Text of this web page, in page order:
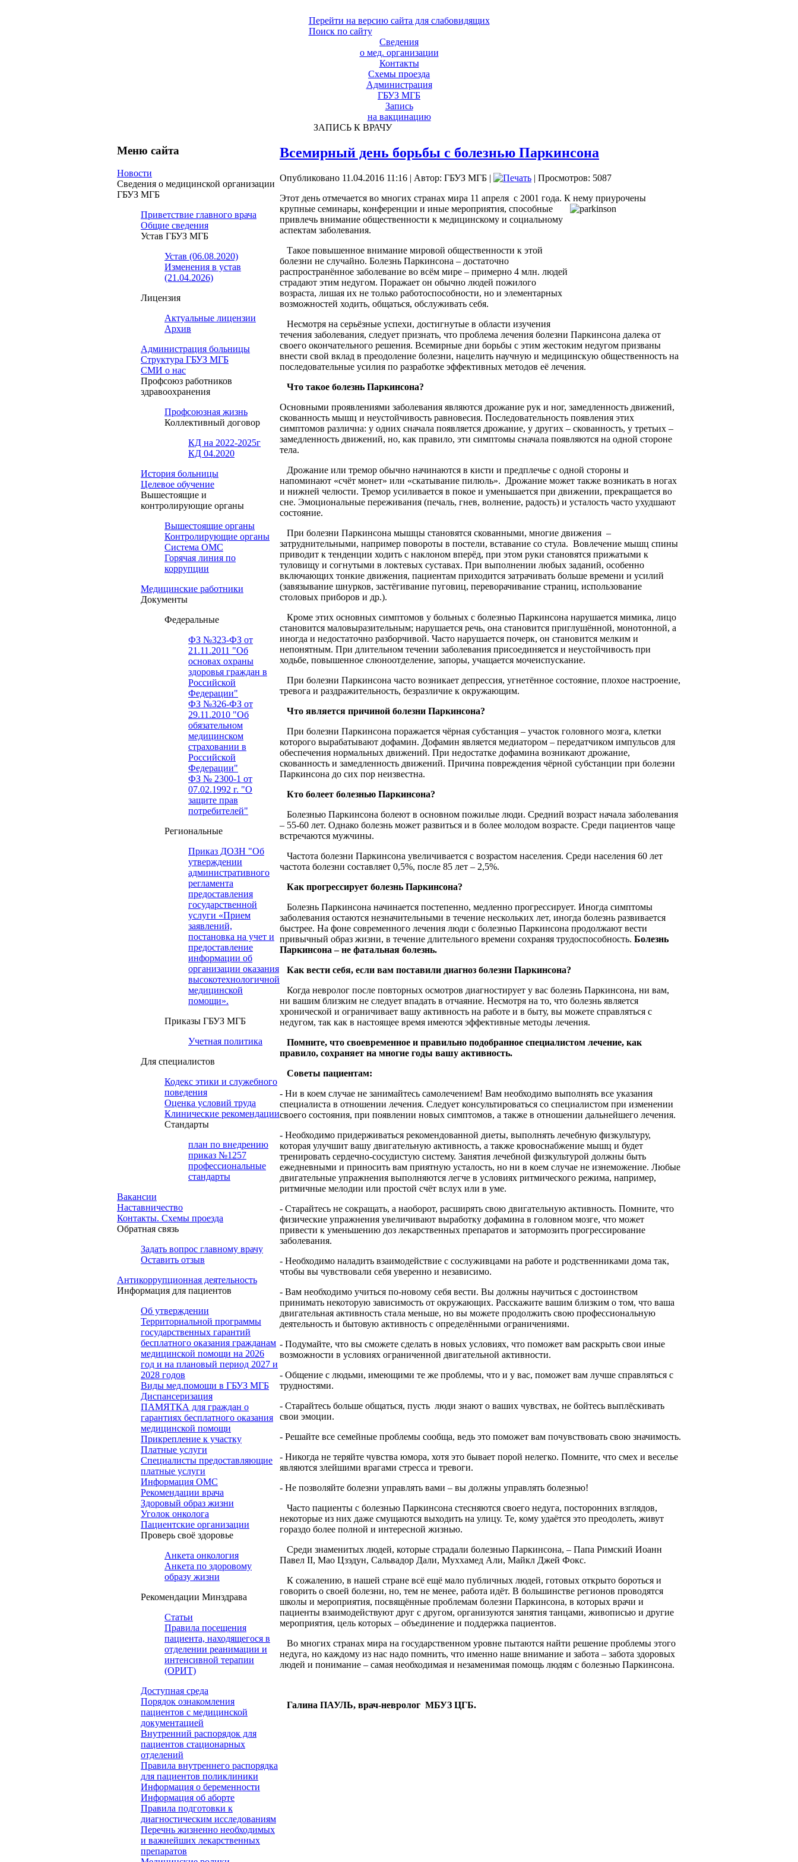
Перейти на версию сайта для слабовидящих
Поиск по сайту
Сведения
о мед. организации
Контакты
Схемы проезда
Администрация
ГБУЗ МГБ
Запись
на вакцинацию
ЗАПИСЬ К ВРАЧУ
Меню сайта
Новости
Сведения о медицинской организации
ГБУЗ МГБ
Приветствие главного врача
Общие сведения
Устав ГБУЗ МГБ
Устав (06.08.2020)
Изменения в устав
(21.04.2026)
Лицензия
Актуальные лицензии
Архив
Администрация больницы
Структура ГБУЗ МГБ
СМИ о нас
Профсоюз работников
здравоохранения
Профсоюзная жизнь
Коллективный договор
КД на 2022-2025г
КД 04.2020
История больницы
Целевое обучение
Вышестоящие и
контролирующие органы
Вышестоящие органы
Контролирующие органы
Система ОМС
Горячая линия по
коррупции
Медицинские работники
Документы
Федеральные
ФЗ №323-ФЗ от
21.11.2011 "Об
основах охраны
здоровья граждан в
Российской
Федерации"
ФЗ №326-ФЗ от
29.11.2010 "Об
обязательном
медицинском
страховании в
Российской
Федерации"
ФЗ № 2300-1 от
07.02.1992 г. "О
защите прав
потребителей"
Региональные
Приказ ДОЗН "Об
утверждении
административного
регламента
предоставления
государственной
услуги «Прием
заявлений,
постановка на учет и
предоставление
информации об
организации оказания
высокотехнологичной
медицинской
помощи».
Приказы ГБУЗ МГБ
Учетная политика
Для специалистов
Кодекс этики и служебного
поведения
Оценка условий труда
Клинические рекомендации
Cтандарты
план по внедрению
приказ №1257
профессиональные
стандарты
Вакансии
Наставничество
Контакты. Схемы проезда
Обратная связь
Задать вопрос главному врачу
Оставить отзыв
Антикоррупционная деятельность
Информация для пациентов
Об утверждении
Территориальной программы
государственных гарантий
бесплатного оказания гражданам
медицинской помощи на 2026
год и на плановый период 2027 и
2028 годов
Виды мед.помощи в ГБУЗ МГБ
Диспансеризация
ПАМЯТКА для граждан о
гарантиях бесплатного оказания
медицинской помощи
Прикрепление к участку
Платные услуги
Специалисты предоставляющие
платные услуги
Информация ОМС
Рекомендации врача
Здоровый образ жизни
Уголок онколога
Пациентские организации
Проверь своё здоровье
Анкета онкология
Анкета по здоровому
образу жизни
Рекомендации Минздрава
Статьи
Правила посещения
пациента, находящегося в
отделении реанимации и
интенсивной терапии
(ОРИТ)
Доступная среда
Порядок ознакомления
пациентов с медицинской
документацией
Внутренний распорядок для
пациентов стационарных
отделений
Правила внутреннего распорядка
для пациентов поликлиники
Информация о беременности
Информация об аборте
Правила подготовки к
диагностическим исследованиям
Перечнь жизненно необходимых
и важнейших лекарственных
препаратов
Всемирный день борьбы с болезнью Паркинсона
Опубликовано 11.04.2016 11:16 | Автор: ГБУЗ МГБ |
| Просмотров: 5087
Этот день отмечается во многих странах мира 11 апреля с 2001 года. К нему приурочены
крупные семинары, конференции и иные мероприятия, способные
привлечь внимание общественности к медицинскому и социальному
аспектам заболевания.
Такое повышенное внимание мировой общественности к этой
болезни не случайно. Болезнь Паркинсона – достаточно
распространённое заболевание во всём мире – примерно 4 млн. людей
страдают этим недугом. Поражает он обычно людей пожилого
возраста, лишая их не только работоспособности, но и элементарных
возможностей ходить, общаться, обслуживать себя.
Несмотря на серьёзные успехи, достигнутые в области изучения
течения заболевания, следует признать, что проблема лечения болезни Паркинсона далека от
своего окончательного решения. Всемирные дни борьбы с этим жестоким недугом призваны
внести свой вклад в преодоление болезни, нацелить научную и медицинскую общественность на
последовательные усилия по разработке эффективных методов её лечения.
Что такое болезнь Паркинсона?
Основными проявлениями заболевания являются дрожание рук и ног, замедленность движений,
скованность мышц и неустойчивость равновесия. Последовательность появления этих
симптомов различна: у одних сначала появляется дрожание, у других – скованность, у третьих –
замедленность движений, но, как правило, эти симптомы сначала появляются на одной стороне
тела.
Дрожание или тремор обычно начинаются в кисти и предплечье с одной стороны и
напоминают «счёт монет» или «скатывание пилюль». Дрожание может также возникать в ногах
и нижней челюсти. Тремор усиливается в покое и уменьшается при движении, прекращается во
сне. Эмоциональные переживания (печаль, гнев, волнение, радость) и усталость часто ухудшают
состояние.
При болезни Паркинсона мышцы становятся скованными, многие движения –
затруднительными, например повороты в постели, вставание со стула. Вовлечение мышц спины
приводит к тенденции ходить с наклоном вперёд, при этом руки становятся прижатыми к
туловищу и согнутыми в локтевых суставах. При выполнении любых заданий, особенно
включающих тонкие движения, пациентам приходится затрачивать больше времени и усилий
(завязывание шнурков, застёгивание пуговиц, переворачивание страниц, использование
столовых приборов и др.).
Кроме этих основных симптомов у больных с болезнью Паркинсона нарушается мимика, лицо
становится маловыразительным; нарушается речь, она становится приглушённой, монотонной, а
иногда и недостаточно разборчивой. Часто нарушается почерк, он становится мелким и
непонятным. При длительном течении заболевания присоединяется и неустойчивость при
ходьбе, повышенное слюноотделение, запоры, учащается мочеиспускание.
При болезни Паркинсона часто возникает депрессия, угнетённое состояние, плохое настроение,
тревога и раздражительность, безразличие к окружающим.
Что является причиной болезни Паркинсона?
При болезни Паркинсона поражается чёрная субстанция – участок головного мозга, клетки
которого вырабатывают дофамин. Дофамин является медиатором – передатчиком импульсов для
обеспечения нормальных движений. При недостатке дофамина возникают дрожание,
скованность и замедленность движений. Причина повреждения чёрной субстанции при болезни
Паркинсона до сих пор неизвестна.
Кто болеет болезнью Паркинсона?
Болезнью Паркинсона болеют в основном пожилые люди. Средний возраст начала заболевания
– 55-60 лет. Однако болезнь может развиться и в более молодом возрасте. Среди пациентов чаще
встречаются мужчины.
Частота болезни Паркинсона увеличивается с возрастом населения. Среди населения 60 лет
частота болезни составляет 0,5%, после 85 лет – 2,5%.
Как прогрессирует болезнь Паркинсона?
Болезнь Паркинсона начинается постепенно, медленно прогрессирует. Иногда симптомы
заболевания остаются незначительными в течение нескольких лет, иногда болезнь развивается
быстрее. На фоне современного лечения люди с болезнью Паркинсона продолжают вести
привычный образ жизни, в течение длительного времени сохраняя трудоспособность. Болезнь
Паркинсона – не фатальная болезнь.
Как вести себя, если вам поставили диагноз болезни Паркинсона?
Когда невролог после повторных осмотров диагностирует у вас болезнь Паркинсона, ни вам,
ни вашим близким не следует впадать в отчаяние. Несмотря на то, что болезнь является
хронической и ограничивает вашу активность на работе и в быту, вы можете справляться с
недугом, так как в настоящее время имеются эффективные методы лечения.
Помните, что своевременное и правильно подобранное специалистом лечение, как
правило, сохраняет на многие годы вашу активность.
Советы пациентам:
- Ни в коем случае не занимайтесь самолечением! Вам необходимо выполнять все указания
специалиста в отношении лечения. Следует консультироваться со специалистом при изменении
своего состояния, при появлении новых симптомов, а также в отношении дальнейшего лечения.
- Необходимо придерживаться рекомендованной диеты, выполнять лечебную физкультуру,
которая улучшит вашу двигательную активность, а также кровоснабжение мышц и будет
тренировать сердечно-сосудистую систему. Занятия лечебной физкультурой должны быть
ежедневными и приносить вам приятную усталость, но ни в коем случае не изнеможение. Любые
двигательные упражнения выполняются легче в условиях ритмического режима, например,
ритмичные мелодии или простой счёт вслух или в уме.
- Старайтесь не сокращать, а наоборот, расширять свою двигательную активность. Помните, что
физические упражнения увеличивают выработку дофамина в головном мозге, что может
привести к уменьшению доз лекарственных препаратов и затормозить прогрессирование
заболевания.
- Необходимо наладить взаимодействие с сослуживцами на работе и родственниками дома так,
чтобы вы чувствовали себя уверенно и независимо.
- Вам необходимо учиться по-новому себя вести. Вы должны научиться с достоинством
принимать некоторую зависимость от окружающих. Расскажите вашим близким о том, что ваша
двигательная активность стала меньше, но вы можете продолжить свою профессиональную
деятельность и бытовую активность с определёнными ограничениями.
- Подумайте, что вы сможете сделать в новых условиях, что поможет вам раскрыть свои иные
возможности в условиях ограниченной двигательной активности.
- Общение с людьми, имеющими те же проблемы, что и у вас, поможет вам лучше справляться с
трудностями.
- Старайтесь больше общаться, пусть люди знают о ваших чувствах, не бойтесь выплёскивать
свои эмоции.
- Решайте все семейные проблемы сообща, ведь это поможет вам почувствовать свою значимость.
- Никогда не теряйте чувства юмора, хотя это бывает порой нелегко. Помните, что смех и веселье
являются злейшими врагами стресса и тревоги.
- Не позволяйте болезни управлять вами – вы должны управлять болезнью!
Часто пациенты с болезнью Паркинсона стесняются своего недуга, посторонних взглядов,
некоторые из них даже смущаются выходить на улицу. Те, кому удаётся это преодолеть, живут
гораздо более полной и интересной жизнью.
Среди знаменитых людей, которые страдали болезнью Паркинсона, – Папа Римский Иоанн
Павел II, Мао Цзэдун, Сальвадор Дали, Муххамед Али, Майкл Джей Фокс.
К сожалению, в нашей стране всё ещё мало публичных людей, готовых открыто бороться и
говорить о своей болезни, но, тем не менее, работа идёт. В большинстве регионов проводятся
школы и мероприятия, посвящённые проблемам болезни Паркинсона, в которых врачи и
пациенты взаимодействуют друг с другом, организуются занятия танцами, живописью и другие
мероприятия, цель которых – объединение и поддержка пациентов.
Во многих странах мира на государственном уровне пытаются найти решение проблемы этого
недуга, но каждому из нас надо помнить, что именно наше внимание и забота – забота здоровых
людей и понимание – самая необходимая и незаменимая помощь людям с болезнью Паркинсона.
Галина ПАУЛЬ, врач-невролог МБУЗ ЦГБ.